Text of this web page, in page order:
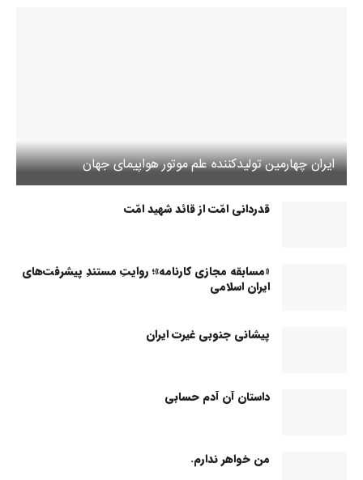
ایران چهارمین تولیدکننده علم موتور هواپیمای جهان
قدردانی امّت از قائد شهید امّت
«مسابقه مجازی کارنامه»؛ روایتِ مستندِ پیشرفت‌های
ایران اسلامی
پیشانی جنوبی غیرت ایران
داستان آن آدم حسابی
من خواهر ندارم.